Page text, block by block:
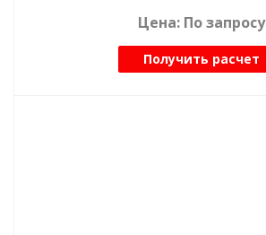
Цена: По запросу
Получить расчет